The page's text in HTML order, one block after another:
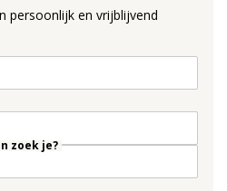
persoonlijk en vrijblijvend
zoek je?